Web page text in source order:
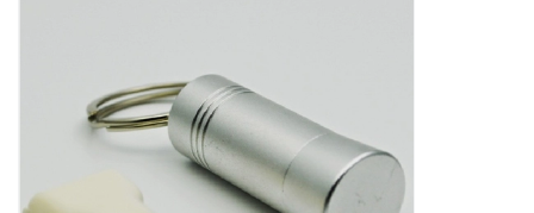
Chìa từ mở khóa chặn chống trộm